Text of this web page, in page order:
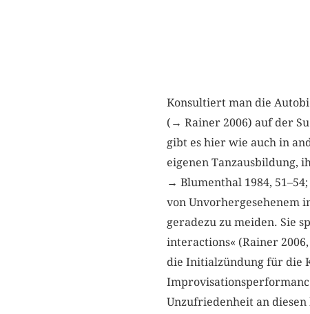
Konsultiert man die
(→ Rainer 2006) auf der
gibt es hier wie auch in
eigenen Tanzausbildung,
→ Blumenthal 1984,
von Unvorhergesehenem
geradezu zu meiden. Sie
interactions« (Rainer
die Initialzündung für die
Unzufriedenheit an